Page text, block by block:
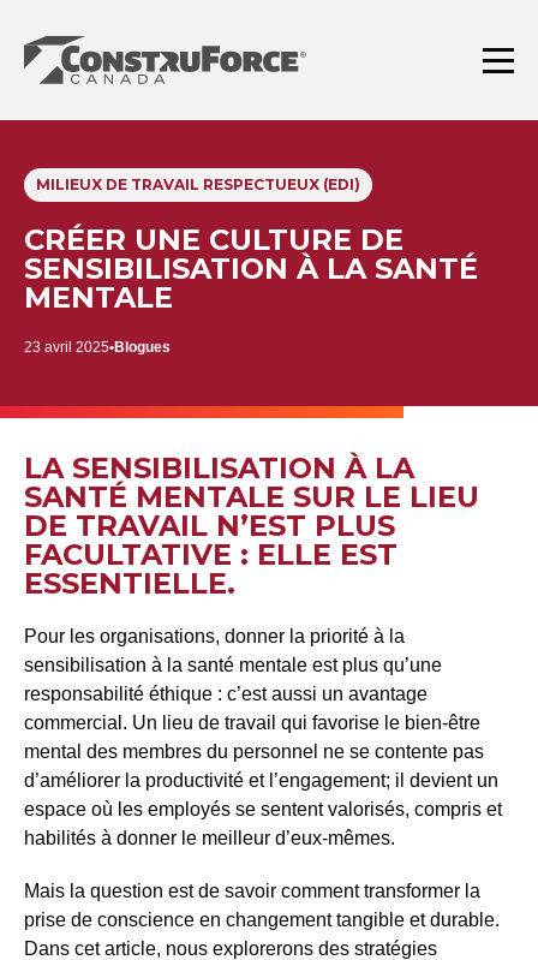
contenu
Menu
MILIEUX DE TRAVAIL RESPECTUEUX (EDI)
CRÉER UNE CULTURE DE
SENSIBILISATION À LA SANTÉ
MENTALE
23 avril 2025 Blogues
LA SENSIBILISATION À LA
SANTÉ MENTALE SUR LE LIEU
DE TRAVAIL N’EST PLUS
FACULTATIVE : ELLE EST
ESSENTIELLE.
Pour les organisations, donner la priorité à la
sensibilisation à la santé mentale est plus qu’une
responsabilité éthique : c’est aussi un avantage
commercial. Un lieu de travail qui favorise le bien-être
mental des membres du personnel ne se contente pas
d’améliorer la productivité et l’engagement; il devient un
espace où les employés se sentent valorisés, compris et
habilités à donner le meilleur d’eux-mêmes.
Mais la question est de savoir comment transformer la
prise de conscience en changement tangible et durable.
Dans cet article, nous explorerons des stratégies